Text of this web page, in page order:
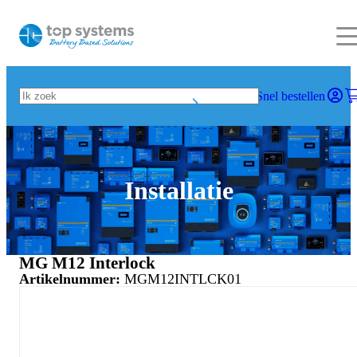
Snel bestellen
Installatie
MG M12 Interlock
Artikelnummer: MGM12INTLCK01